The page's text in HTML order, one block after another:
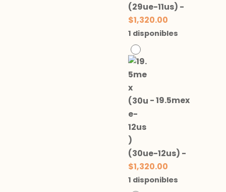
(29ue-11us) -
$1,320.00
1 disponibles
-19.5mex
(30ue-12us) -
$1,320.00
1 disponibles